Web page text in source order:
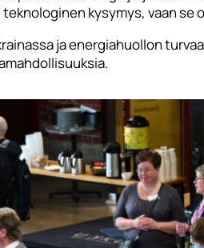
kysymys, vaan se
ja energiahuollon